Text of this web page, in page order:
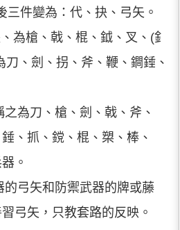
三件變為：代、抉、弓矢。
為槍、戟、棍、鉞、叉、(釒
、劍、拐、斧、鞭、鐧錘、
為刀、槍、劍、戟、斧、
、抓、鎲、棍、槊、棒、
。
弓矢和防禦武器的牌或藤
弓矢，只教套路的反映。